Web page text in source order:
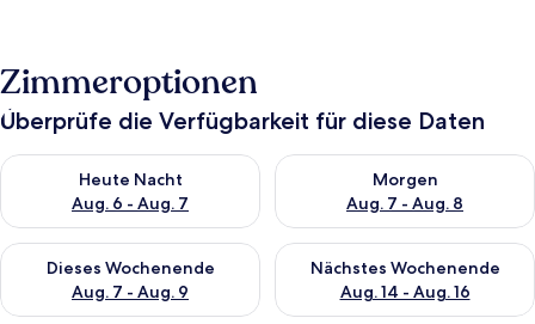
Zimmeroptionen
Überprüfe die Verfügbarkeit für diese Daten
Heute Nacht
Aug. 6 - Aug. 7
Überprüfe die Verfügbarkeit für heute Nacht, Aug. 6 - Aug. 7.
Morgen
Aug. 7 - Aug. 8
Überprüfe die Verfügbarkeit
Dieses Wochenende
Aug. 7 - Aug. 9
Überprüfe die Verfügbarkeit für dieses Wochenende, Aug. 7
Nächstes Wochenende
Aug. 14 - Aug. 16
Überprüfe die Verfügbarkeit